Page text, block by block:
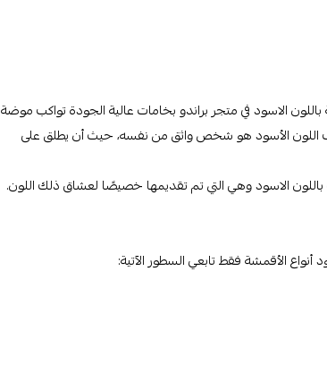
الاسود في متجر براندو بخامات عالية الجودة تواكب موضة
اللون الأسود هو شخص واثق من نفسه، حيث أن يطلق على
الاسود وهي التي تم تقديمها خصيصًا لعشاق ذلك اللون.
الأقمشة فقط تابعي السطور الآتية: